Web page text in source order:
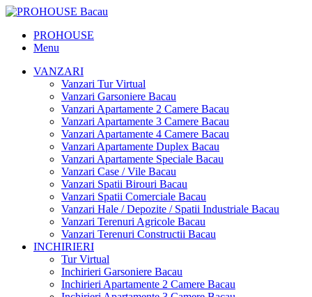
PROHOUSE
Menu
VANZARI
Vanzari Tur Virtual
Vanzari Garsoniere Bacau
Vanzari Apartamente 2 Camere Bacau
Vanzari Apartamente 3 Camere Bacau
Vanzari Apartamente 4 Camere Bacau
Vanzari Apartamente Duplex Bacau
Vanzari Apartamente Speciale Bacau
Vanzari Case / Vile Bacau
Vanzari Spatii Birouri Bacau
Vanzari Spatii Comerciale Bacau
Vanzari Hale / Depozite / Spatii Industriale Bacau
Vanzari Terenuri Agricole Bacau
Vanzari Terenuri Constructii Bacau
INCHIRIERI
Tur Virtual
Inchirieri Garsoniere Bacau
Inchirieri Apartamente 2 Camere Bacau